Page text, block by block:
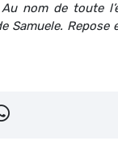
nom de toute
Samuele.